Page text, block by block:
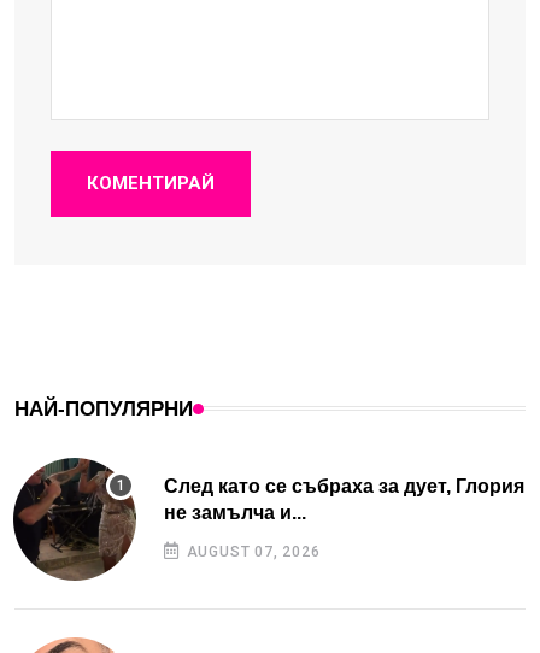
КОМЕНТИРАЙ
НАЙ-ПОПУЛЯРНИ
След като се събраха за дует, Глория
не замълча и...
AUGUST 07, 2026